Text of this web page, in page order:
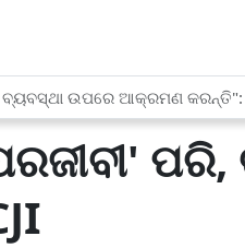
ବ୍ୟବସ୍ଥା ଉପରେ ଆକ୍ରମଣ କରନ୍ତି":